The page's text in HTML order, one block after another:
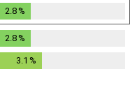
2.8%
2.8%
3.1 %